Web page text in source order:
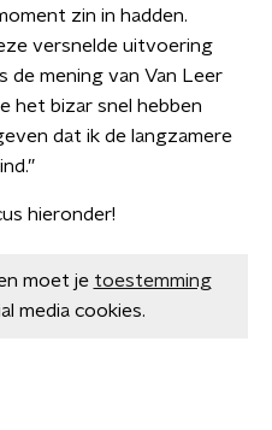
zin in hadden.
versnelde uitvoering
de mening van Van Leer
het bizar snel hebben
dat ik de langzamere
hieronder!
moet je toestemming
media cookies.